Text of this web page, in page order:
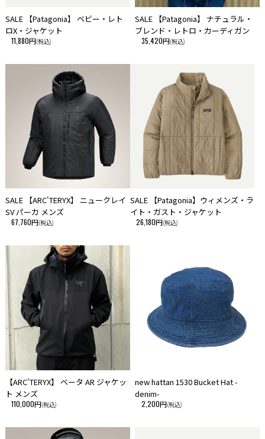
SALE 【Patagonia】 ベビー・レト
ロX・ジャケット
11,880円(税込)
SALE 【Patagonia】 ナチュラル・
ブレンド・レトロ・カーディガン
35,420円(税込)
SALE 【ARC'TERYX】 ニュークレイ
SV パーカ メンズ
67,760円(税込)
SALE 【Patagonia】ウィメンズ・ラ
イト・ガスト・ジャケット
26,180円(税込)
【ARC'TERYX】 ベータ AR ジャケッ
ト メンズ
110,000円(税込)
new hattan 1530 Bucket Hat -
denim-
2,200円(税込)